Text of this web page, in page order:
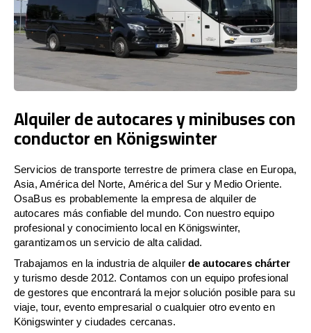
Alquiler de autocares y minibuses con
conductor en Königswinter
Servicios de transporte terrestre de primera clase en Europa,
Asia, América del Norte, América del Sur y Medio Oriente.
OsaBus es probablemente la empresa de alquiler de
autocares más confiable del mundo. Con nuestro equipo
profesional y conocimiento local en Königswinter,
garantizamos un servicio de alta calidad.
Trabajamos en la industria de alquiler de autocares chárter
y turismo desde 2012. Contamos con un equipo profesional
de gestores que encontrará la mejor solución posible para su
viaje, tour, evento empresarial o cualquier otro evento en
Königswinter y ciudades cercanas.